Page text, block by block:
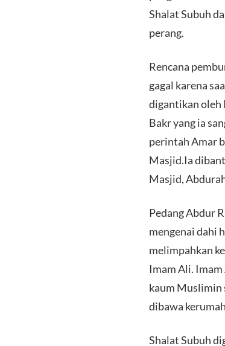
Shalat Subuh
perang.
Rencana
gagal karena
digantikan oleh
Bakr yang ia
perintah Amar
Masjid.Ia
Masjid,
Pedang Abdur
mengenai dahi
melimpahkan
Imam Ali.
kaum Muslimin
dibawa
Shalat Subuh